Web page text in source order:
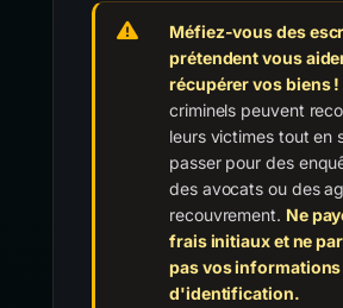
Méfiez-vous des
prétendent vous
récupérer vos biens !
criminels peuvent
leurs victimes tout en
passer pour des
des avocats ou des
recouvrement. Ne
frais initiaux et ne
pas vos informations
d'identification.